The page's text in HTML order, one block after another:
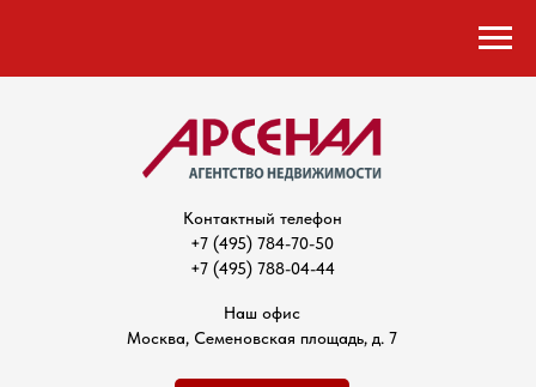
Контактный телефон
+7 (495) 784-70-50
+7 (495) 788-04-44
Наш офис
Москва, Семеновская площадь, д. 7